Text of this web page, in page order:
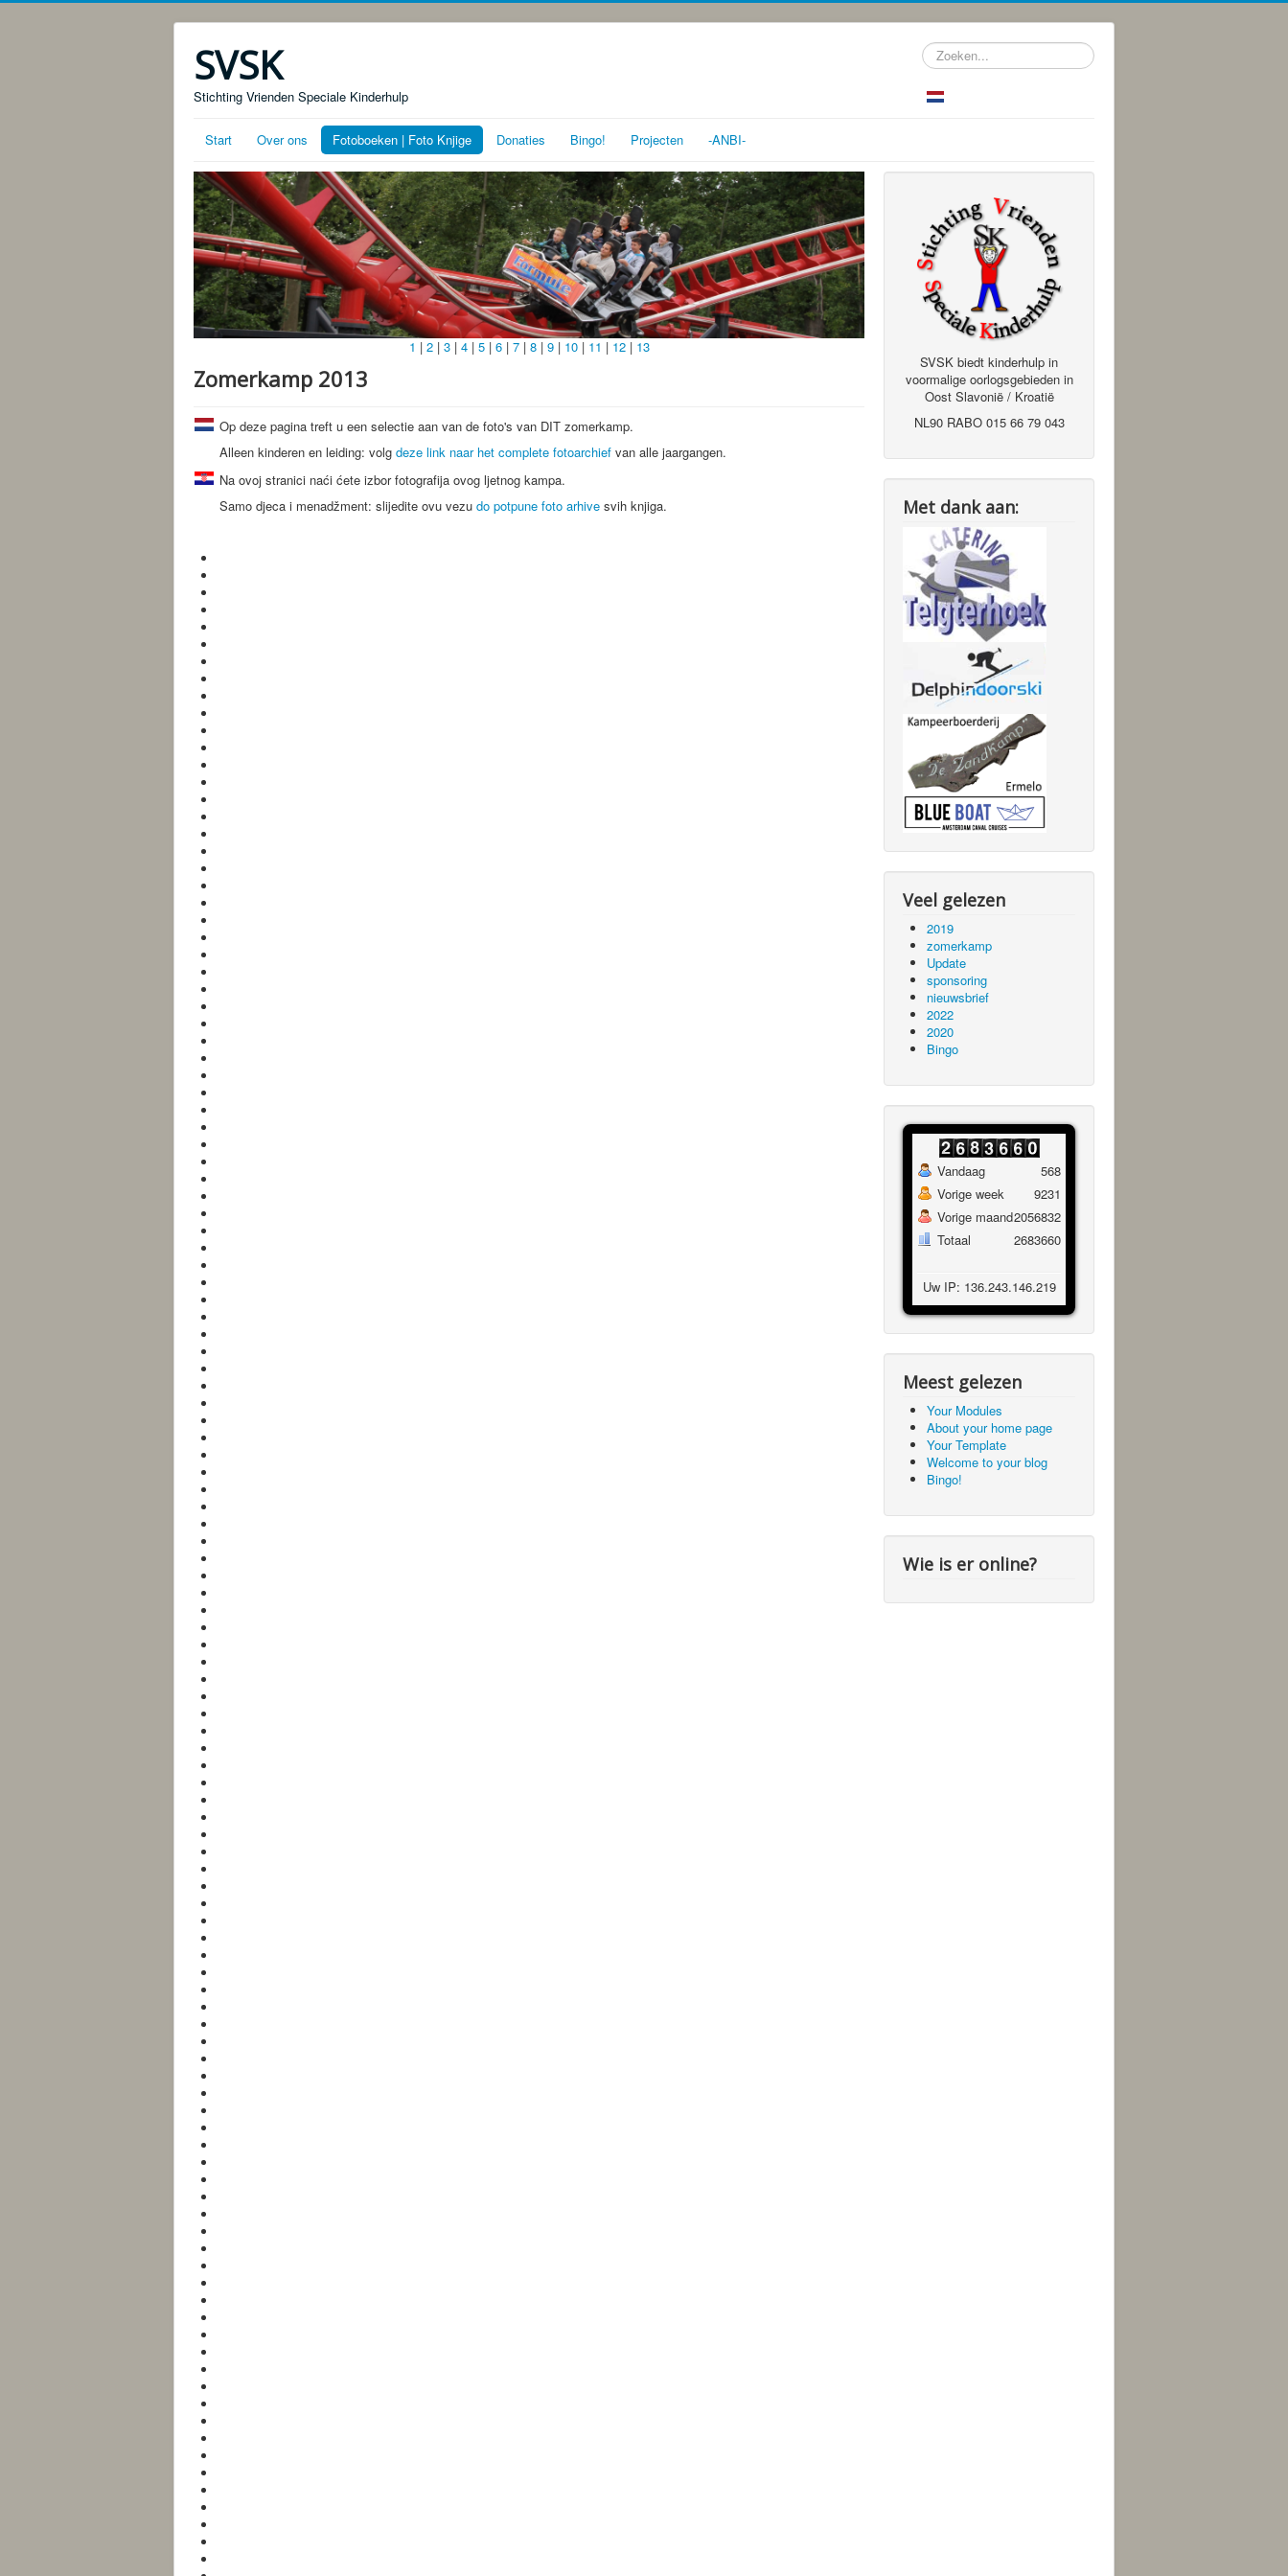
SVSK
Stichting Vrienden Speciale Kinderhulp
Zoeken...
Start Over ons Fotoboeken | Foto Knjige Donaties Bingo! Projecten -ANBI-
1 | 2| 3| 4| 5| 6| 7| 8| 9| 10| 11 | 12| 13
Zomerkamp 2013
Op deze pagina treft u een selectie aan van de foto's van DIT zomerkamp.
Alleen kinderen en leiding: volg deze link naar het complete fotoarchief van alle jaargangen.
Na ovoj stranici naći ćete izbor fotografija ovog ljetnog kampa.
Samo djeca i menadžment: slijedite ovu vezu do potpune foto arhive svih knjiga.
SVSK biedt kinderhulp in
voormalige oorlogsgebieden in
Oost Slavonië / Kroatië
NL90 RABO 015 66 79 043
Met dank aan:
Veel gelezen
2019
zomerkamp
Update
sponsoring
nieuwsbrief
2022
2020
Bingo
Vandaag
Vorige week
Vorige maand
Totaal
568
9231
2056832
2683660
Uw IP: 136.243.146.219
Meest gelezen
Your Modules
About your home page
Your Template
Welcome to your blog
Bingo!
Wie is er online?